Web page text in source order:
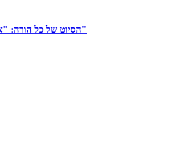
הסיוט של כל הורה: "אי-אפשר לתפוס את זה. זה ילד. ילד טהור"